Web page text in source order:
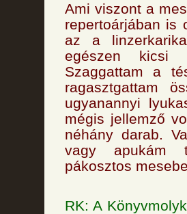
Ami viszont a
repertoárjában is
az a
egészen kicsi
Szaggattam a
ragasztgattam
ugyanannyi
mégis jellemző
néhány darab.
vagy apukám
pákosztos
RK: A